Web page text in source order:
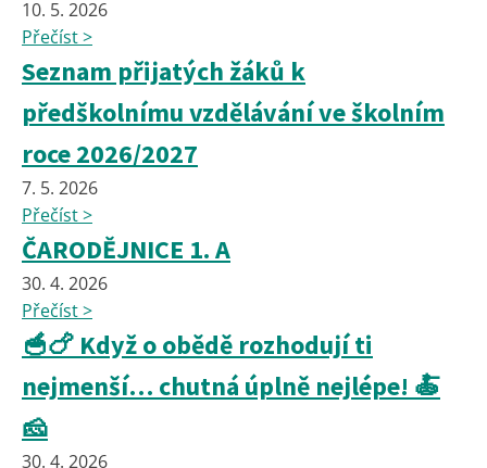
10. 5. 2026
Přečíst >
Seznam přijatých žáků k
předškolnímu vzdělávání ve školním
roce 2026/2027
7. 5. 2026
Přečíst >
ČARODĚJNICE 1. A
30. 4. 2026
Přečíst >
🥣🍗 Když o obědě rozhodují ti
nejmenší… chutná úplně nejlépe! 🍝
🧀
30. 4. 2026